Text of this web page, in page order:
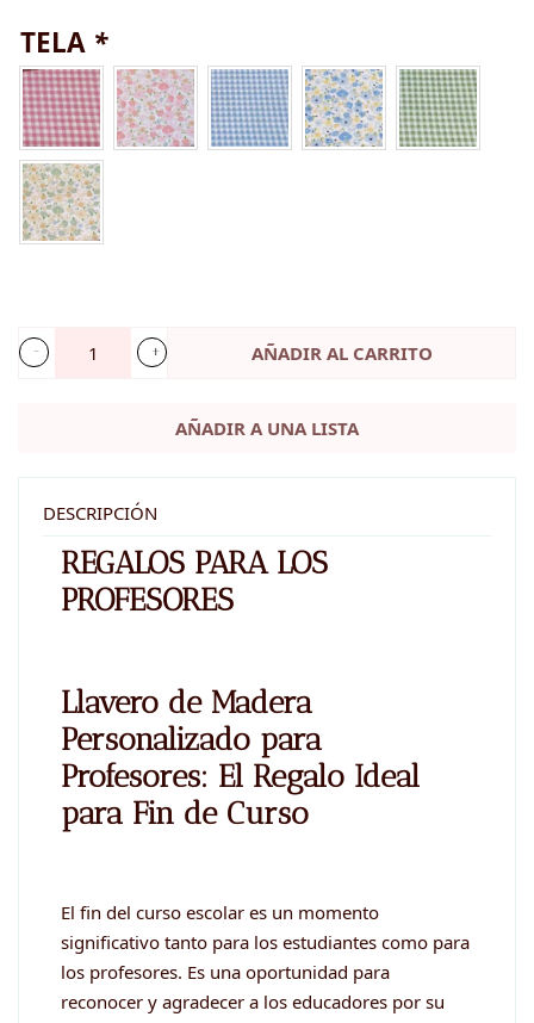
TELA *
Llavero
Regalos
para
PROFESORES
cantidad
AÑADIR AL CARRITO
AÑADIR A UNA LISTA
DESCRIPCIÓN
REGALOS PARA LOS
PROFESORES
Llavero de Madera
Personalizado para
Profesores: El Regalo Ideal
para Fin de Curso
El fin del curso escolar es un momento
significativo tanto para los estudiantes como para
los profesores. Es una oportunidad para
reconocer y agradecer a los educadores por su